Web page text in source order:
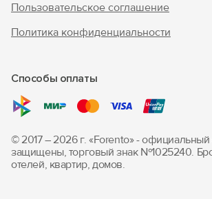
Пользовательское соглашение
Политика конфиденциальности
Способы оплаты
© 2017 – 2026 г. «Forento» - официальный
защищены, торговый знак Nº1025240.
отелей, квартир, домов.